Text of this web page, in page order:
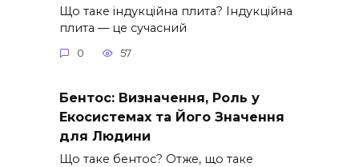
Що таке індукційна плита? Індукційна
плита — це сучасний
0 57
Бентос: Визначення, Роль у
Екосистемах та Його Значення
для Людини
Що таке бентос? Отже, що таке